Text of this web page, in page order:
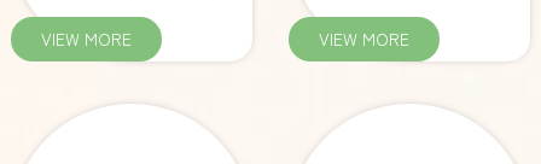
VIEW MORE VIEW MORE